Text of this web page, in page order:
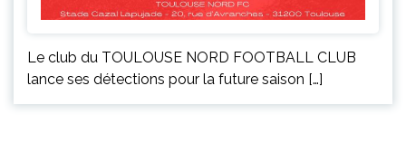
Le club du TOULOUSE NORD FOOTBALL CLUB
lance ses détections pour la future saison […]